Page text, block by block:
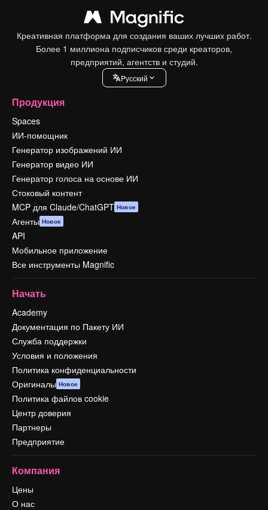
Креативная платформа для создания ваших лучших работ.
Более 1 миллиона подписчиков среди креаторов,
предприятий, агентств и студий.
Pусский
Продукция
Spaces
ИИ-помощник
Генератор изображений ИИ
Генератор видео ИИ
Генератор голоса на основе ИИ
Стоковый контент
MCP для Claude/ChatGPT Новое
Агенты Новое
API
Мобильное приложение
Все инструменты Magnific
Начать
Academy
Документация по Пакету ИИ
Служба поддержки
Условия и положения
Политика конфиденциальности
Оригиналы Новое
Политика файлов cookie
Центр доверия
Партнеры
Предприятие
Компания
Цены
О нас